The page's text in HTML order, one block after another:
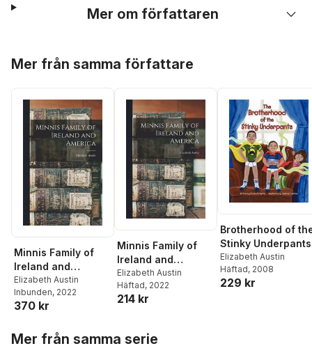
Mer om författaren
Mer från samma författare
Minnis Family of
Ireland and
America
Elizabeth Austin
Inbunden, 2022
370 kr
Minnis Family of
Ireland and
America
Elizabeth Austin
Häftad, 2022
214 kr
Brotherhood of
Stinky Underpants
Elizabeth Austin
Häftad, 2008
229 kr
Mer från samma serie